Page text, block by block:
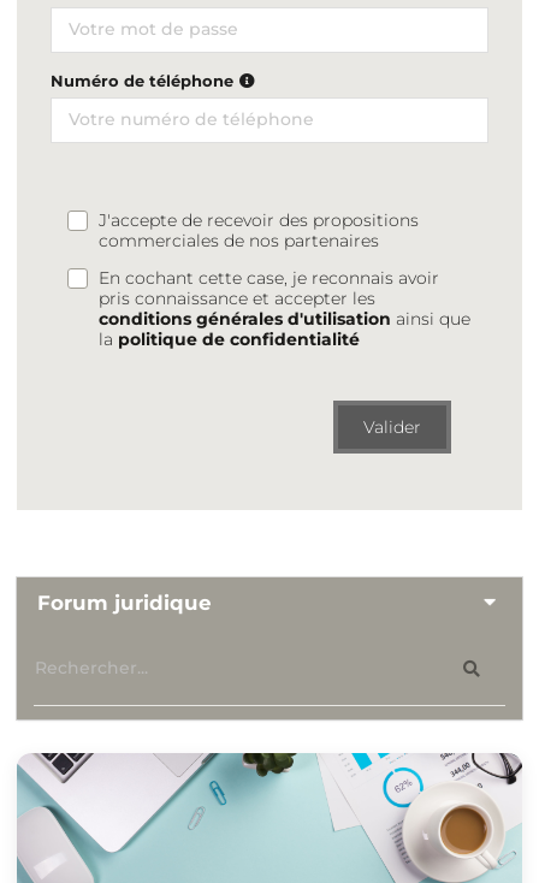
Numéro de téléphone
J'accepte de recevoir des propositions
commerciales de nos partenaires
En cochant cette case, je reconnais avoir
pris connaissance et accepter les
conditions générales d'utilisation ainsi que
la politique de confidentialité
Valider
Forum juridique